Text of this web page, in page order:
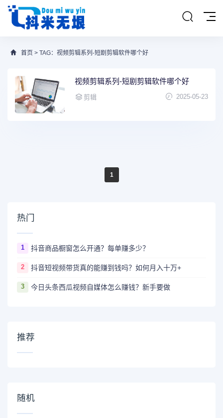
首页 > TAG：视频剪辑系列-短剧剪辑软件哪个好
视频剪辑系列-短剧剪辑软件哪个好
剪辑 2025-05-23
1
热门
1 抖音商品橱窗怎么开通？每单赚多少？
2 抖音短视频带货真的能赚到钱吗？如何月入十万+
3 今日头条西瓜视频自媒体怎么赚钱？新手要做
推荐
随机